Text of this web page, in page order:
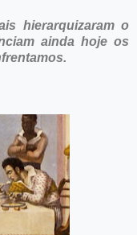
hierarquizaram o
ainda hoje os